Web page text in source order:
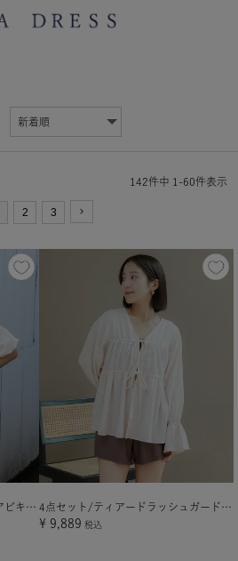
142件中 1 -60件表示
2 3
3点セット/オフショルダーフレアビキニ×ショートパンツ/水着
4点セット/ティアードラッシュガード×ビキニ/水着
¥ 9,889 税込